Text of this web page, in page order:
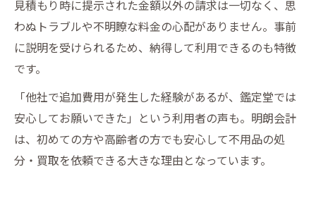
見積もり時に提示された金額以外の請求は一切なく、思
わぬトラブルや不明瞭な料金の心配がありません。事前
に説明を受けられるため、納得して利用できるのも特徴
です。
「他社で追加費用が発生した経験があるが、鑑定堂では
安心してお願いできた」という利用者の声も。明朗会計
は、初めての方や高齢者の方でも安心して不用品の処
分・買取を依頼できる大きな理由となっています。